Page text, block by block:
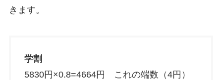
きます。
学割
5830円×0.8=4664円 これの端数（4円）